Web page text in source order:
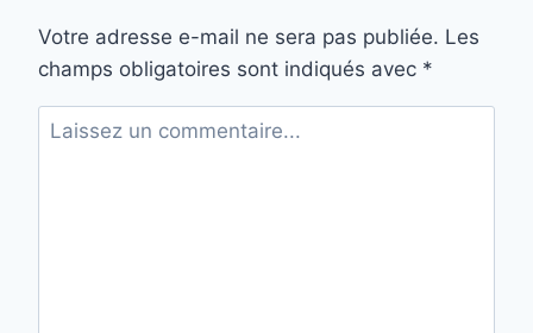
Votre adresse e-mail ne sera pas publiée. Les
champs obligatoires sont indiqués avec *